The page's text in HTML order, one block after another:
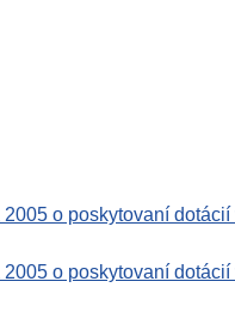
o poskytovaní
o poskytovaní